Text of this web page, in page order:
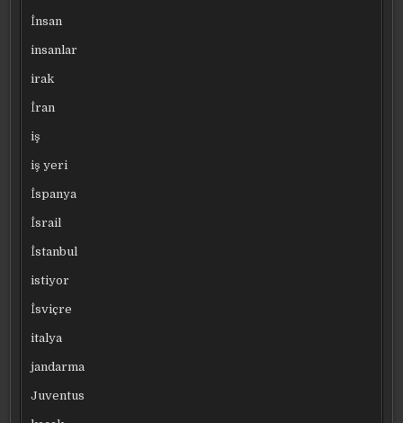
İnsan
insanlar
irak
İran
iş
iş yeri
İspanya
İsrail
İstanbul
istiyor
İsviçre
italya
jandarma
Juventus